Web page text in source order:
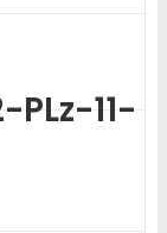
PLz-11-